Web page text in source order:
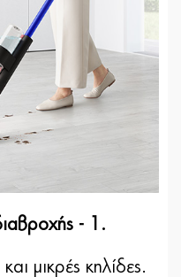
- 1.
μικρές κηλίδες.